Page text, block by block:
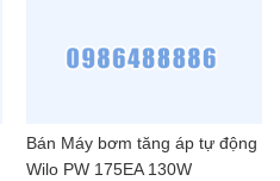
Bán Máy bơm tăng áp tự động
Wilo PW 175EA 130W